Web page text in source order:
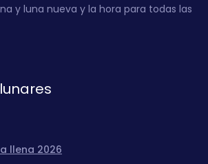
y luna nueva y la hora para todas las
llena 2026